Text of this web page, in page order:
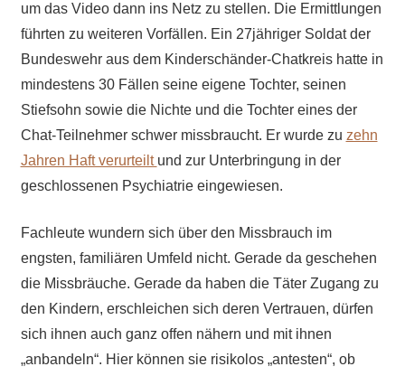
um das Video dann ins Netz zu stellen. Die Ermittlungen
führten zu weiteren Vorfällen. Ein 27jähriger Soldat der
Bundeswehr aus dem Kinderschänder-Chatkreis hatte in
mindestens 30 Fällen seine eigene Tochter, seinen
Stiefsohn sowie die Nichte und die Tochter eines der
Chat-Teilnehmer schwer missbraucht. Er wurde zu zehn
Jahren Haft verurteilt und zur Unterbringung in der
geschlossenen Psychiatrie eingewiesen.
Fachleute wundern sich über den Missbrauch im
engsten, familiären Umfeld nicht. Gerade da geschehen
die Missbräuche. Gerade da haben die Täter Zugang zu
den Kindern, erschleichen sich deren Vertrauen, dürfen
sich ihnen auch ganz offen nähern und mit ihnen
„anbandeln“. Hier können sie risikolos „antesten“, ob